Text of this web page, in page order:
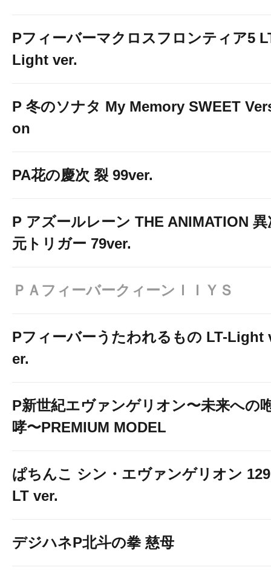
Pフィーバーマクロスフロンティア5
Light ver.
P 冬のソナタ My Memory SWEET
on
PA花の慶次 裂 99ver.
P アズールレーン THE ANIMATION 異
元トリガー 79ver.
ＰＡフィーバークィーンＩＩＹＳ
Pフィーバーうたわれるもの LT-Light
er.
P新世紀エヴァンゲリオン〜未来への
哮〜PREMIUM MODEL
ぱちんこ シン・エヴァンゲリオン 129
LT ver.
デジハネP北斗の拳 慈母